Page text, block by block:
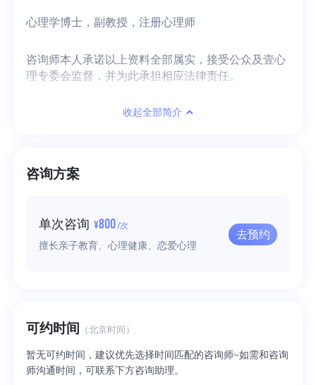
心理学博士，副教授，注册心理师
咨询师本人承诺以上资料全部属实，接受公众及壹心
理专委会监督，并为此承担相应法律责任。
收起全部简介
咨询方案
单次咨询 ¥800/次
擅长亲子教育、心理健康、恋爱心理
去预约
可约时间 （北京时间）
暂无可约时间，建议优先选择时间匹配的咨询师~如需和咨询
师沟通时间，可联系下方咨询助理。